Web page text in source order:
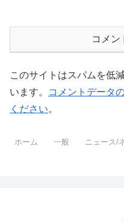
コメン
このサイトはスパムを低
います。
コメントデータ
ください。
ホーム 一般 ニュース/